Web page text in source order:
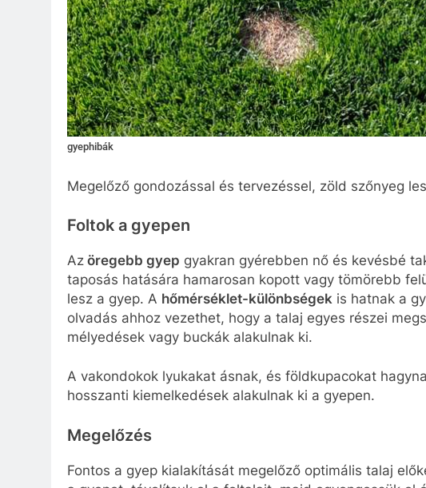
gyephibák
Megelőző gondozással és tervezéssel, zöld szőnyeg
Foltok a gyepen
Az öregebb gyep gyakran gyérebben nő és kevésbé
taposás hatására hamarosan kopott vagy tömörebb
lesz a gyep. A hőmérséklet-különbségek is hatnak a
olvadás ahhoz vezethet, hogy a talaj egyes részei
mélyedések vagy buckák alakulnak ki.
A vakondokok lyukakat ásnak, és földkupacokat
hosszanti kiemelkedések alakulnak ki a gyepen.
Megelőzés
Fontos a gyep kialakítását megelőző optimális talaj